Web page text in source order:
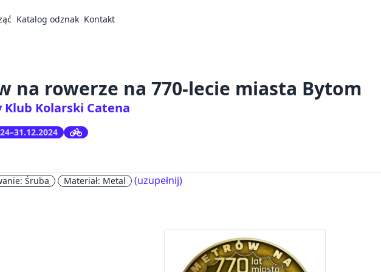
Katalog odznak Kontakt
na rowerze na 770-lecie miasta Bytom
Kolarski Catena
Śruba Materiał: Metal (uzupełnij)